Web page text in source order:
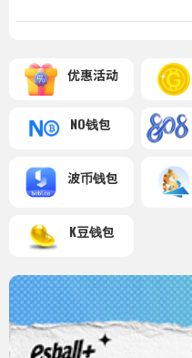
优惠活动
NO钱包
波币钱包
K豆钱包